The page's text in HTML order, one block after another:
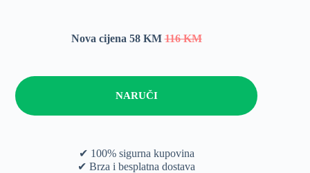
Nova cijena 58 KM116 KM
NARUČI
✔ 100% sigurna kupovina
✔ Brza i besplatna dostava